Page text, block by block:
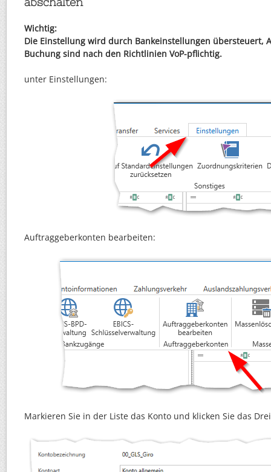
Wichtig:
Die Einstellung wird durch Bankeinstellungen übersteuert,
Buchung sind nach den Richtlinien VoP-pflichtig.
unter Einstellungen:
Auftraggeberkonten bearbeiten:
Markieren Sie in der Liste das Konto und klicken Sie das